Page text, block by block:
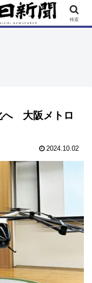
街ネタ イベント
へ 大阪メトロ
2024.10.02
検索